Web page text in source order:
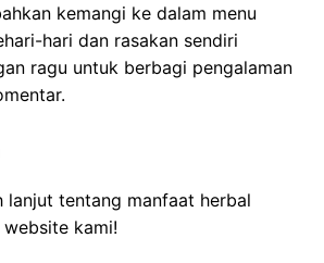
kemangi ke dalam menu
hari dan rasakan sendiri
ragu untuk berbagi pengalaman
lanjut tentang manfaat herbal
website kami!